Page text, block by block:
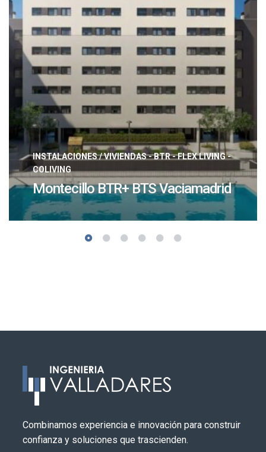
INSTALACIONES/VIVIENDAS - BTR - FLEX LIVING -
COLIVING
Montecillo BTR+ BTS Vaciamadrid
Combinamos experiencia e innovación para construir
confianza y soluciones que trascienden.